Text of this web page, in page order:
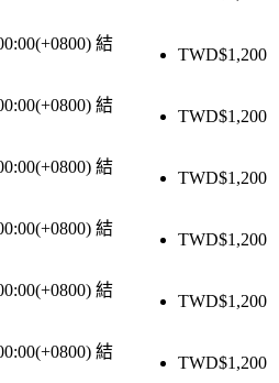
結
TWD$1,200
結
TWD$1,200
結
TWD$1,200
結
TWD$1,200
結
TWD$1,200
結
TWD$1,200